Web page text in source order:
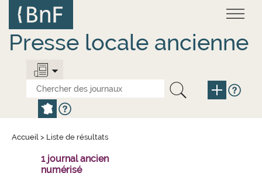
contenu
principal
Presse locale ancienne
Accueil > Liste de résultats
1 journal ancien
numérisé
Panneau de gestion des cookies